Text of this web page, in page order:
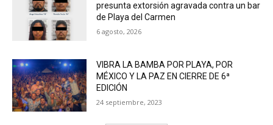
presunta extorsión agravada contra un bar
de Playa del Carmen
6 agosto, 2026
VIBRA LA BAMBA POR PLAYA, POR
MÉXICO Y LA PAZ EN CIERRE DE 6ª
EDICIÓN
24 septiembre, 2023